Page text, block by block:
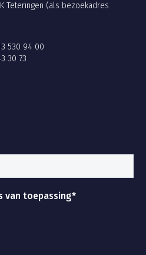
Teteringen (als bezoekadres
530 94 00
30 73
van toepassing*